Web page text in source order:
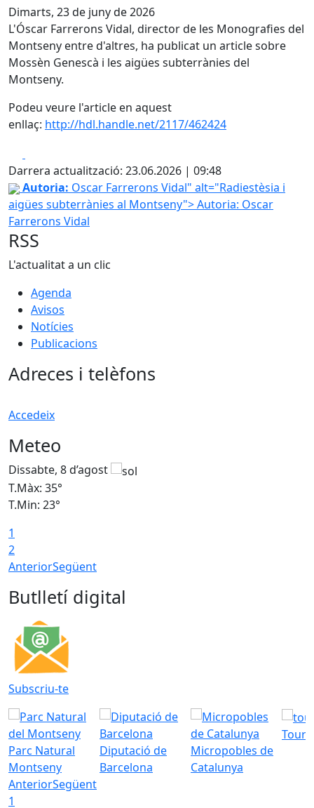
Dimarts, 23 de juny de 2026
L'Óscar Farrerons Vidal, director de les Monografies del
Montseny entre d'altres, ha publicat un article sobre
Mossèn Genescà i les aigües subterrànies del
Montseny.
Podeu veure l'article en aquest
enllaç: http://hdl.handle.net/2117/462424
Darrera actualització: 23.06.2026 | 09:48
Radiestèsia i aigües subterrànies al Montseny
Autoria: Oscar Farrerons Vidal" alt="Radiestèsia i
aigües subterrànies al Montseny">Autoria: Oscar
Farrerons Vidal
RSS
L'actualitat a un clic
Agenda
Avisos
Notícies
Publicacions
Adreces i telèfons
Accedeix
Meteo
Dissabte, 8 d’agost
T.Màx: 35°
T.Min: 23°
1
2
AnteriorSegüent
Butlletí digital
Subscriu-te
Parc Natural
Montseny
Diputació de
Barcelona
Micropobles de
Catalunya
AnteriorSegüent
1